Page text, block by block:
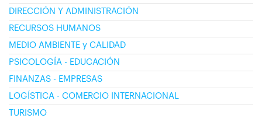
DIRECCIÓN Y ADMINISTRACIÓN
RECURSOS HUMANOS
MEDIO AMBIENTE y CALIDAD
PSICOLOGÍA - EDUCACIÓN
FINANZAS - EMPRESAS
LOGÍSTICA - COMERCIO INTERNACIONAL
TURISMO